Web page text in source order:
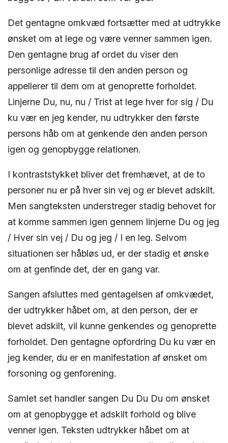
Det gentagne omkvæd fortsætter med at udtrykke
ønsket om at lege og være venner sammen igen.
Den gentagne brug af ordet du viser den
personlige adresse til den anden person og
appellerer til dem om at genoprette forholdet.
Linjerne Du, nu, nu / Trist at lege hver for sig / Du
ku vær en jeg kender, nu udtrykker den første
persons håb om at genkende den anden person
igen og genopbygge relationen.
I kontraststykket bliver det fremhævet, at de to
personer nu er på hver sin vej og er blevet adskilt.
Men sangteksten understreger stadig behovet for
at komme sammen igen gennem linjerne Du og jeg
/ Hver sin vej / Du og jeg / I en leg. Selvom
situationen ser håbløs ud, er der stadig et ønske
om at genfinde det, der en gang var.
Sangen afsluttes med gentagelsen af omkvædet,
der udtrykker håbet om, at den person, der er
blevet adskilt, vil kunne genkendes og genoprette
forholdet. Den gentagne opfordring Du ku vær en
jeg kender, du er en manifestation af ønsket om
forsoning og genforening.
Samlet set handler sangen Du Du Du om ønsket
om at genopbygge et adskilt forhold og blive
venner igen. Teksten udtrykker håbet om at